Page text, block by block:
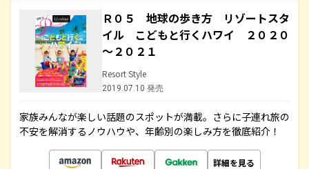
Ｒ０５ 地球の歩き方 リゾートスタ
イル こどもと行くハワイ ２０２０
～２０２１
Resort Style
2019.07.10 発売
家族みんなが楽しい話題のスポットが満載。さらに子連れ旅の
不安を解消するノウハウや、年齢別の楽しみ方を徹底紹介！
詳細を見る